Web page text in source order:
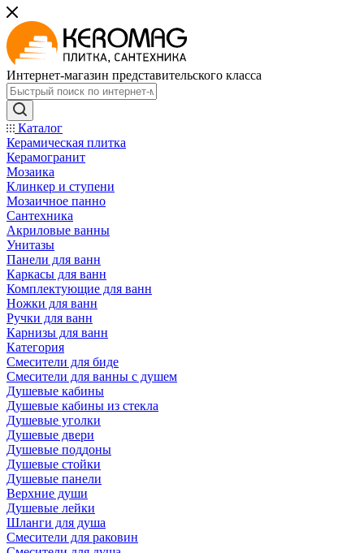
Интернет-магазин представительского класса
Каталог
Керамическая плитка
Керамогранит
Мозаика
Клинкер и ступени
Мозаичное панно
Сантехника
Акриловые ванны
Унитазы
Панели для ванн
Каркасы для ванн
Комплектующие для ванн
Ножки для ванн
Ручки для ванн
Карнизы для ванн
Категория
Смесители для биде
Смесители для ванны с душем
Душевые кабины
Душевые кабины из стекла
Душевые уголки
Душевые двери
Душевые поддоны
Душевые стойки
Душевые панели
Верхние души
Душевые лейки
Шланги для душа
Смесители для раковин